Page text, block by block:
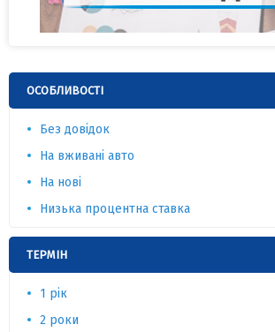
ОСОБЛИВОСТІ
Без довідок
На вживані авто
На нові
Низька процентна ставка
ТЕРМІН
1 рік
2 роки